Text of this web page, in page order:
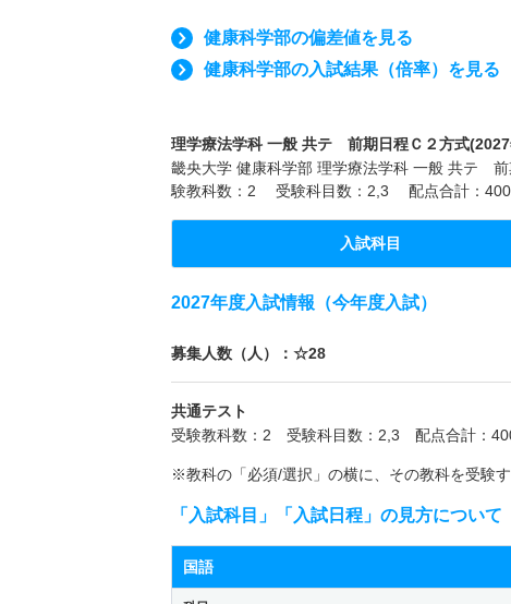
健康科学部の偏差値を見る
健康科学部の入試結果（倍率）を見る
理学療法学科 一般 共テ 前期日程Ｃ２方式
畿央大学 健康科学部 理学療法学科 一般 共テ
験教科数：2 受験科目数：2,3 配点合計：400
入試科目
2027年度入試情報（今年度入試）
募集人数（人）：☆28
共通テスト
受験教科数：2 受験科目数：2,3 配点合計：
※教科の「必須/選択」の横に、その教科を受験す
「入試科目」「入試日程」の見方について
国語